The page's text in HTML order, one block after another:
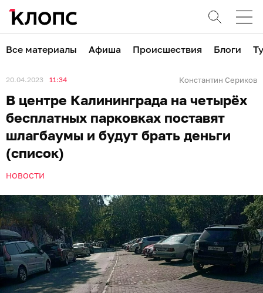
Все материалы Афиша Происшествия Блоги
20.04.2023 11:34 Константин Сериков
В центре Калининграда на четырёх
бесплатных парковках поставят
шлагбаумы и будут брать деньги
(список)
НОВОСТИ